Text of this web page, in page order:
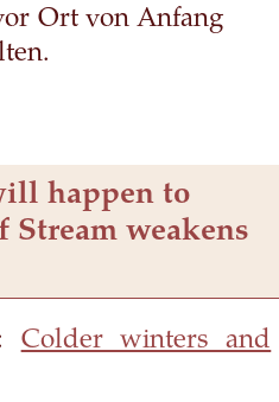
Ort von Anfang
happen to
weakens
Colder winters and